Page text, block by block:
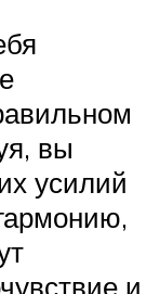
вы
усилий
и